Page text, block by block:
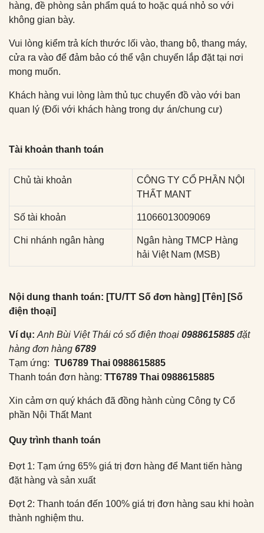
hàng, đề phòng sản phẩm quá to hoặc quá nhỏ so với
không gian bày.
Vui lòng kiểm trả kích thước lối vào, thang bộ, thang máy,
cửa ra vào để đảm bảo có thể vận chuyển lắp đặt tại nơi
mong muốn.
Khách hàng vui lòng làm thủ tục chuyển đồ vào với ban
quan lý (Đối với khách hàng trong dự án/chung cư)
Tài khoản thanh toán
Chủ tài khoản
CÔNG TY CỔ PHẦN NỘI
THẤT MANT
Số tài khoản 11066013009069
Chi nhánh ngân hàng
Ngân hàng TMCP Hàng
hải Việt Nam (MSB)
Nội dung thanh toán: [TU/TT Số đơn hàng] [Tên] [Số
điện thoại]
Ví dụ: Anh Bùi Việt Thái có số điện thoại 0988615885 đặt
hàng đơn hàng 6789
Tạm ứng: TU6789 Thai 0988615885
Thanh toán đơn hàng: TT6789 Thai 0988615885
Xin cảm ơn quý khách đã đồng hành cùng Công ty Cổ
phần Nội Thất Mant
Quy trình thanh toán
Đợt 1: Tạm ứng 65% giá trị đơn hàng để Mant tiến hàng
đặt hàng và sản xuất
Đợt 2: Thanh toán đến 100% giá trị đơn hàng sau khi hoàn
thành nghiệm thu.